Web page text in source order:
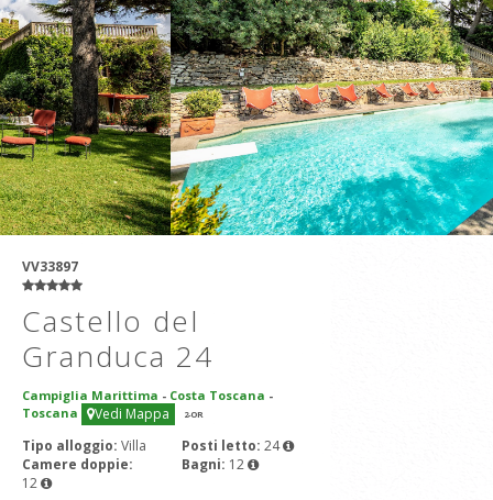
VV33897
Castello del
Granduca 24
Campiglia Marittima - Costa Toscana -
Toscana
Vedi Mappa 2-OR
Tipo alloggio: Villa Posti letto: 24
Camere doppie:
12
Bagni: 12